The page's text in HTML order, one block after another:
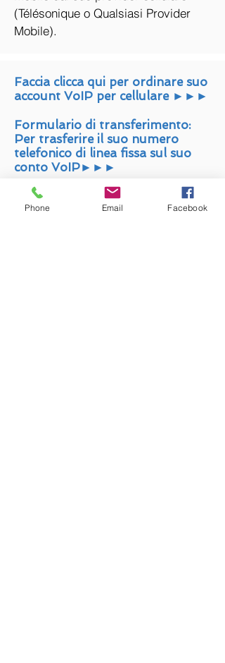
(Télésonique o Qualsiasi Provider
Mobile).
Faccia clicca qui per ordinare suo
account VoIP per cellulare ►►►
Formulario di transferimento:
Per trasferire il suo numero
telefonico di linea fissa sul suo
conto VoIP►►►
ABOUT
Phone Email Facebook